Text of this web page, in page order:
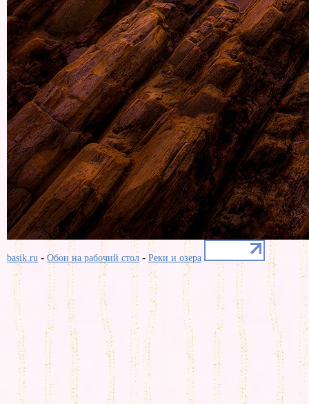
basik.ru - Обои на рабочий стол - Реки и озера